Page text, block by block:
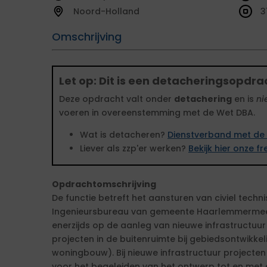
Noord-Holland
Omschrijving
Let op: Dit is een
Deze opdracht valt onder detachering en is
voeren in overeenstemming met de Wet DBA.
Wat is detacheren? Dienstverband met
Liever als zzp'er werken? Bekijk hier onze
Opdrachtomschrijving
De functie betreft het aansturen van civiel
Ingenieursbureau van gemeente
enerzijds op de aanleg van nieuwe
projecten in de buitenruimte bij
woningbouw). Bij nieuwe infrastructuur